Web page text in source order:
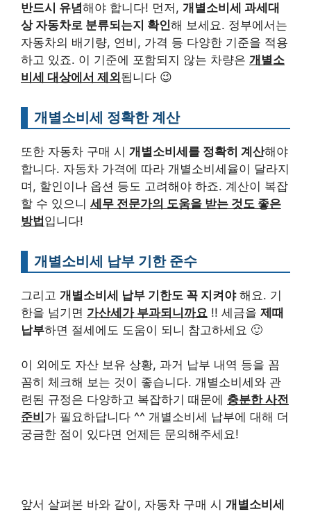
반드시 유념해야 합니다! 먼저, 개별소비세 과세대
상 자동차로 분류되는지 확인해 보세요. 정부에서는
자동차의 배기량, 연비, 가격 등 다양한 기준을 적용
하고 있죠. 이 기준에 포함되지 않는 차량은 개별소
비세 대상에서 제외됩니다 😉
개별소비세 정확한 계산
또한 자동차 구매 시 개별소비세를 정확히 계산해야
합니다. 자동차 가격에 따라 개별소비세율이 달라지
며, 할인이나 옵션 등도 고려해야 하죠. 계산이 복잡
할 수 있으니 세무 전문가의 도움을 받는 것도 좋은
방법입니다!
개별소비세 납부 기한 준수
그리고 개별소비세 납부 기한도 꼭 지켜야해요. 기
한을 넘기면 가산세가 부과되니까요 !! 세금을 제때
납부하면 절세에도 도움이 되니 참고하세요 🙂
이 외에도 자산 보유 상황, 과거 납부 내역 등을 꼼
꼼히 체크해 보는 것이 좋습니다. 개별소비세와 관
련된 규정은 다양하고 복잡하기 때문에 충분한 사전
준비 가 필요하답니다 ^^ 개별소비세 납부에 대해 더
궁금한 점이 있다면 언제든 문의해주세요!
앞서 살펴본 바와 같이, 자동차 구매 시 개별소비세